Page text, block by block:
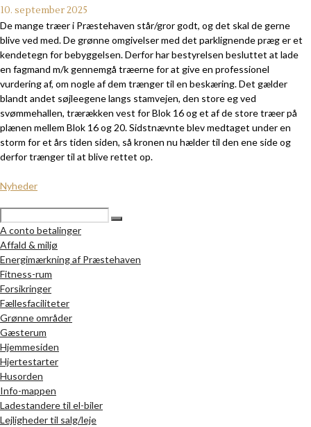
10. september 2025
De mange træer i Præstehaven står/gror godt, og det skal de gerne
blive ved med. De grønne omgivelser med det parklignende præg er et
kendetegn for bebyggelsen. Derfor har bestyrelsen besluttet at lade
en fagmand m/k gennemgå træerne for at give en professionel
vurdering af, om nogle af dem trænger til en beskæring. Det gælder
blandt andet søjleegene langs stamvejen, den store eg ved
svømmehallen, trærækken vest for Blok 16 og et af de store træer på
plænen mellem Blok 16 og 20. Sidstnævnte blev medtaget under en
storm for et års tiden siden, så kronen nu hælder til den ene side og
derfor trænger til at blive rettet op.
Nyheder
A conto betalinger
Affald & miljø
Energimærkning af Præstehaven
Fitness-rum
Forsikringer
Fællesfaciliteter
Grønne områder
Gæsterum
Hjemmesiden
Hjertestarter
Husorden
Info-mappen
Ladestandere til el-biler
Lejligheder til salg/leje